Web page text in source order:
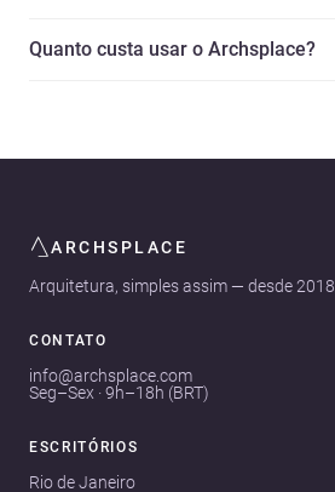
Quanto custa usar o Archsplace?
ARCHSPLACE
Arquitetura, simples assim — desde 2018
CONTATO
info@archsplace.com
Seg–Sex · 9h–18h (BRT)
ESCRITÓRIOS
Rio de Janeiro